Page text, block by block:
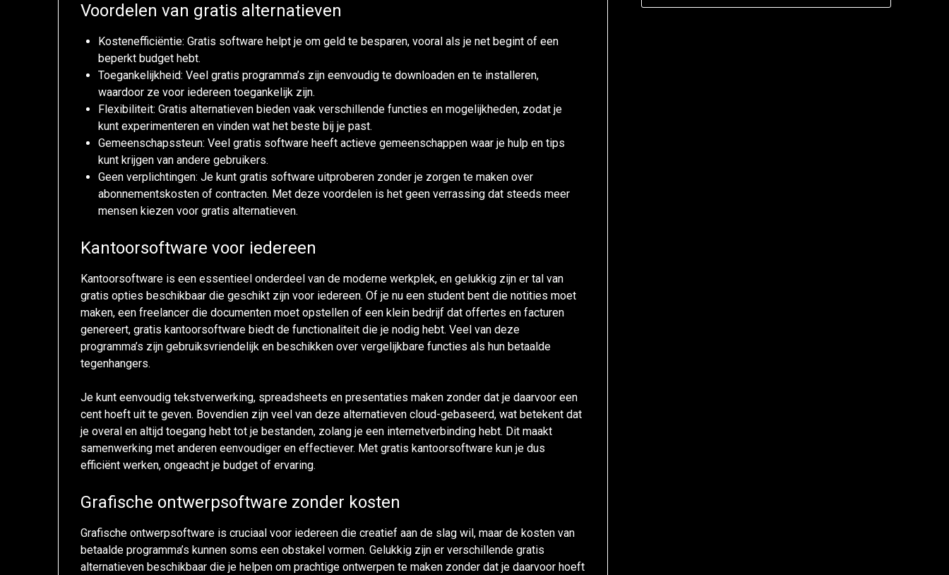
Voordelen van gratis alternatieven
Kostenefficiëntie: Gratis software helpt je om geld te besparen, vooral als je net begint of een
beperkt budget hebt.
Toegankelijkheid: Veel gratis programma’s zijn eenvoudig te downloaden en te installeren,
waardoor ze voor iedereen toegankelijk zijn.
Flexibiliteit: Gratis alternatieven bieden vaak verschillende functies en mogelijkheden, zodat je
kunt experimenteren en vinden wat het beste bij je past.
Gemeenschapssteun: Veel gratis software heeft actieve gemeenschappen waar je hulp en tips
kunt krijgen van andere gebruikers.
Geen verplichtingen: Je kunt gratis software uitproberen zonder je zorgen te maken over
abonnementskosten of contracten. Met deze voordelen is het geen verrassing dat steeds meer
mensen kiezen voor gratis alternatieven.
Kantoorsoftware voor iedereen
Kantoorsoftware is een essentieel onderdeel van de moderne werkplek, en gelukkig zijn er tal van
gratis opties beschikbaar die geschikt zijn voor iedereen. Of je nu een student bent die notities moet
maken, een freelancer die documenten moet opstellen of een klein bedrijf dat offertes en facturen
genereert, gratis kantoorsoftware biedt de functionaliteit die je nodig hebt. Veel van deze
programma’s zijn gebruiksvriendelijk en beschikken over vergelijkbare functies als hun betaalde
tegenhangers.
Je kunt eenvoudig tekstverwerking, spreadsheets en presentaties maken zonder dat je daarvoor een
cent hoeft uit te geven. Bovendien zijn veel van deze alternatieven cloud-gebaseerd, wat betekent dat
je overal en altijd toegang hebt tot je bestanden, zolang je een internetverbinding hebt. Dit maakt
samenwerking met anderen eenvoudiger en effectiever. Met gratis kantoorsoftware kun je dus
efficiënt werken, ongeacht je budget of ervaring.
Grafische ontwerpsoftware zonder kosten
Grafische ontwerpsoftware is cruciaal voor iedereen die creatief aan de slag wil, maar de kosten van
betaalde programma’s kunnen soms een obstakel vormen. Gelukkig zijn er verschillende gratis
alternatieven beschikbaar die je helpen om prachtige ontwerpen te maken zonder dat je daarvoor hoeft